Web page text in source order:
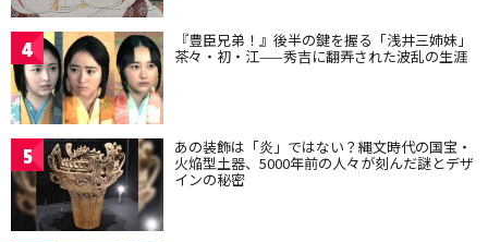
4 『豊臣兄弟！』後半の鍵を握る「浅井三姉妹」
茶々・初・江——秀吉に翻弄された波乱の生涯
5 あの装飾は「炎」ではない？縄文時代の国宝・
火焔型土器、5000年前の人々が刻んだ謎とデザ
インの秘密